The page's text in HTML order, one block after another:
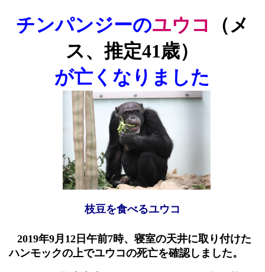
チンパンジーのユウコ
（メ
ス、推定41歳）
が亡くなりました
枝豆を食べるユウコ
2019年9月 12 日午前7時、寝室の天井に取り付けた
ハンモックの上でユウコの死亡を確認しました。